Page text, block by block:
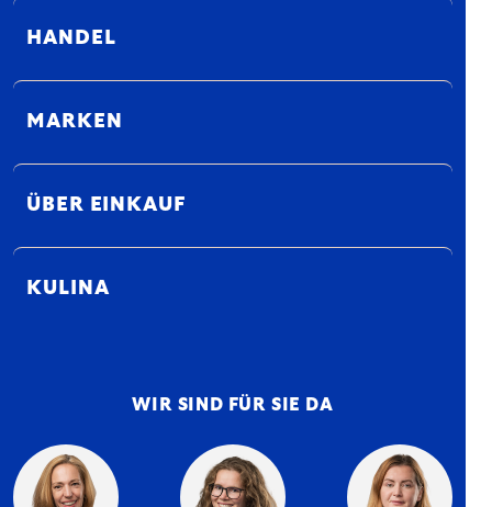
HANDEL
MARKEN
ÜBER EINKAUF
KULINA
WIR SIND FÜR SIE DA